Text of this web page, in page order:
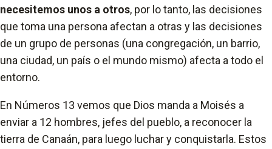
necesitemos unos a otros, por lo tanto, las decisiones
que toma una persona afectan a otras y las decisiones
de un grupo de personas (una congregación, un barrio,
una ciudad, un país o el mundo mismo) afecta a todo el
entorno.
En Números 13 vemos que Dios manda a Moisés a
enviar a 12 hombres, jefes del pueblo, a reconocer la
tierra de Canaán, para luego luchar y conquistarla. Estos